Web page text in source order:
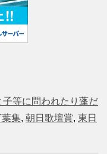
等に問われたり蓬だ
集, 朝日歌壇賞, 東日